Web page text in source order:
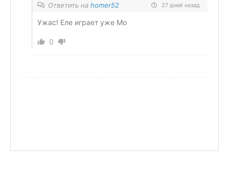
Ответить на homer52 27 дней назад
Ужас! Еле играет уже Мо
0